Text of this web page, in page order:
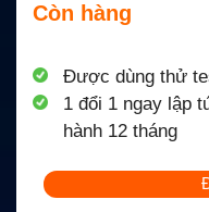
Còn hàng
Được dùng thử
1 đổi 1 ngay lập
hành 12 tháng